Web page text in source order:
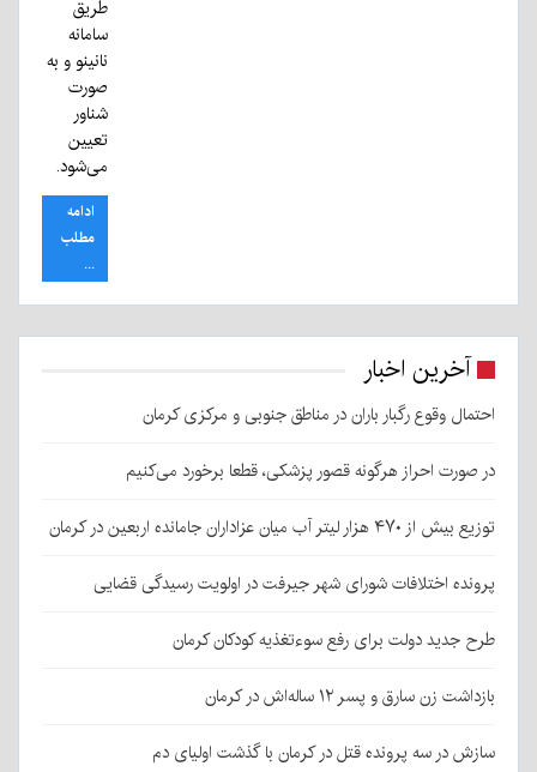
طریق
سامانه
نانینو و به
صورت
شناور
تعیین
می‌شود.
ادامه
مطلب
...
آخرین اخبار
احتمال وقوع رگبار باران در مناطق جنوبی و مرکزی کرمان
در صورت احراز هرگونه قصور پزشکی، قطعا برخورد می‌کنیم
توزیع بیش از ۴۷۰ هزار لیتر آب میان عزاداران جامانده اربعین در کرمان
پرونده اختلافات شورای شهر جیرفت در اولویت رسیدگی قضایی
طرح جدید دولت برای رفع سوءتغذیه کودکان کرمان
بازداشت زن سارق و پسر ۱۲ ساله‌اش در کرمان
سازش در سه پرونده قتل در کرمان با گذشت اولیای دم